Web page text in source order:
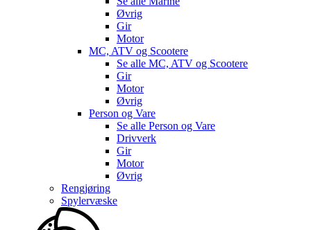
Øvrig
Gir
Motor
MC, ATV og Scootere
Se alle MC, ATV og Scootere
Gir
Motor
Øvrig
Person og Vare
Se alle Person og Vare
Drivverk
Gir
Motor
Øvrig
Rengjøring
Spylervæske